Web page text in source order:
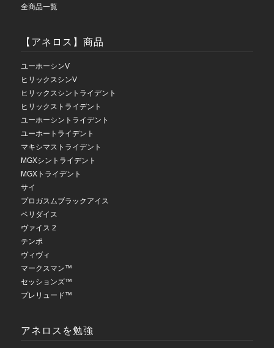
全商品一覧
【アネロス】商品
ユーホーシンV
ヒリックスシンV
ヒリックスシントライデント
ヒリックストライデント
ユーホーシントライデント
ユーホートライデント
マキシマストライデント
MGXシントライデント
MGXトライデント
サイ
プロガスムブラックアイス
ペリダイス
ヴァイス 2
テンポ
ヴィヴィ
マークスマン™
セッションズ™
プレリュード™
アネロスを勉強